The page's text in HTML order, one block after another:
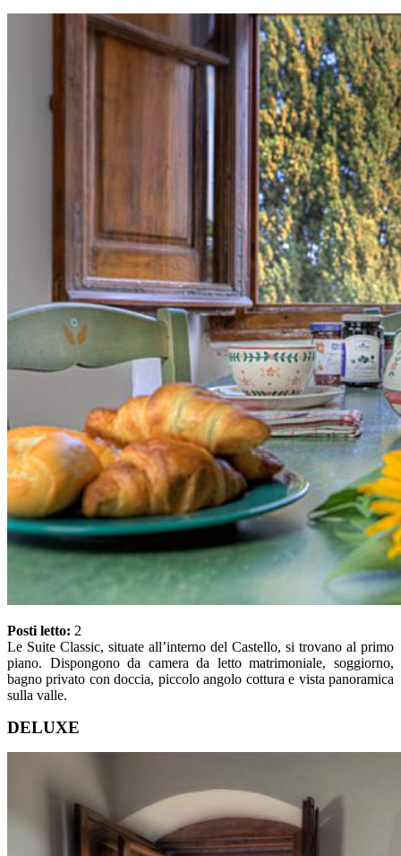
Posti letto: 2
Le Suite Classic, situate all’interno del Castello, si trovano al primo
piano. Dispongono da camera da letto matrimoniale, soggiorno,
bagno privato con doccia, piccolo angolo cottura e vista panoramica
sulla valle.
DELUXE